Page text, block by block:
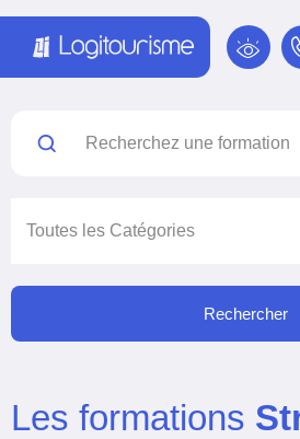
Rechercher
Les formations